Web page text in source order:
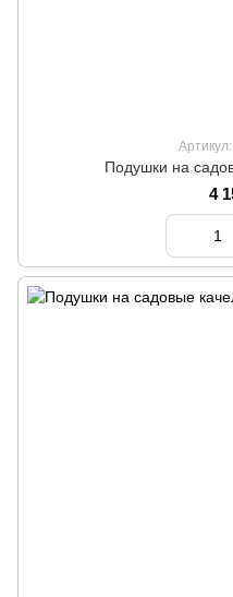
Подушки на
4